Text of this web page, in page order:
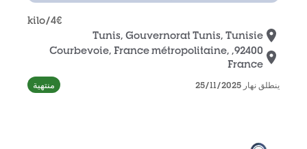
4€
/kilo
Tunis, Gouvernorat Tunis, Tunisie
92400, Courbevoie, France métropolitaine,
France
ينطلق نهار 25/11/2025 منتهية